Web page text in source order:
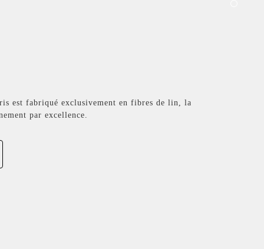
est fabriqué exclusivement en fibres de lin, la
par excellence.